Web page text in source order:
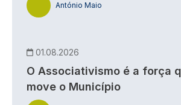
António Maio
01.08.2026
O Associativismo é a força
move o Município